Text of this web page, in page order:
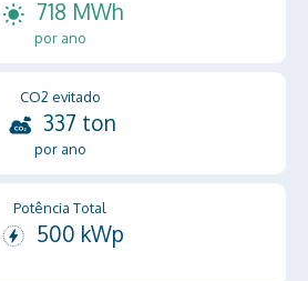
718 MWh
por ano
CO2 evitado
337 ton
por ano
Potência Total
500 kWp